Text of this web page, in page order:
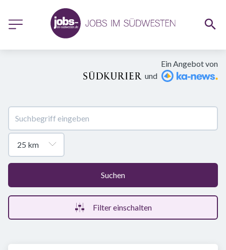
Ein Angebot von
und
Suchen
Filter einschalten